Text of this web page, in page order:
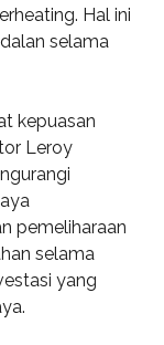
Hal ini
selama
kepuasan
Leroy
pemeliharaan
selama
yang